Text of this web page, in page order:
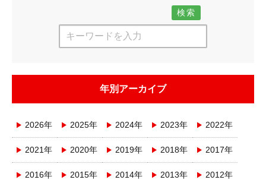
検索
年別アーカイブ
2026年 2025年 2024年 2023年 2022年
2021年 2020年 2019年 2018年 2017年
2016年 2015年 2014年 2013年 2012年